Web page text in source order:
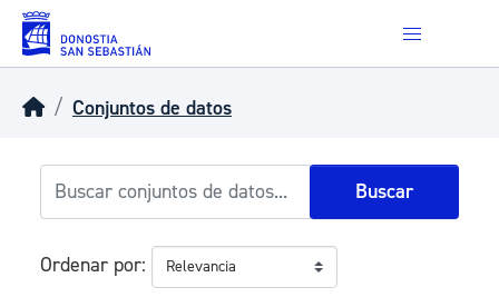
Skip to main content
Conjuntos de datos
Buscar
Ordenar por